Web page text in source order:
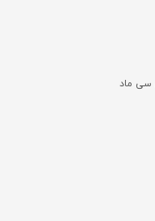
سی ماد